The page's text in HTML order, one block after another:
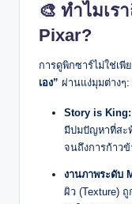
🎨 ทำไมเร
Pixar?
การดูพิกซาร์ไม่ใช่เพี
เอง” ผ่านแง่มุมต่างๆ:
Story is King:
มีปมปัญหาที่สะ
จนถึงการก้าว
งานภาพระดับ
ผิว (Texture)